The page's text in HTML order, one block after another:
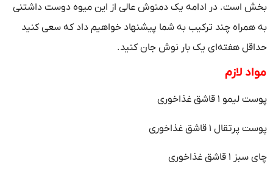
بخش است. در ادامه یک دمنوش عالی از این میوه دوست داشتنی
به همراه چند ترکیب به شما پیشنهاد خواهیم داد که سعی کنید
حداقل هفته‌ای یک بار نوش جان کنید.
مواد لازم
پوست لیمو ۱ قاشق غذاخوری
پوست پرتقال ۱ قاشق غذاخوری
چای سبز ۱ قاشق غذاخوری